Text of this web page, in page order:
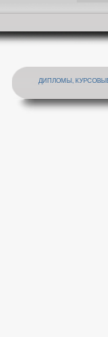
ДИПЛОМЫ,